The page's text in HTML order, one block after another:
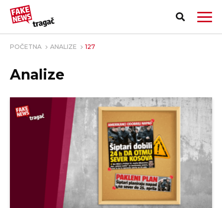
PRIJAVI LAŽNU VEST!
POČETNA ANALIZE 127
Analize